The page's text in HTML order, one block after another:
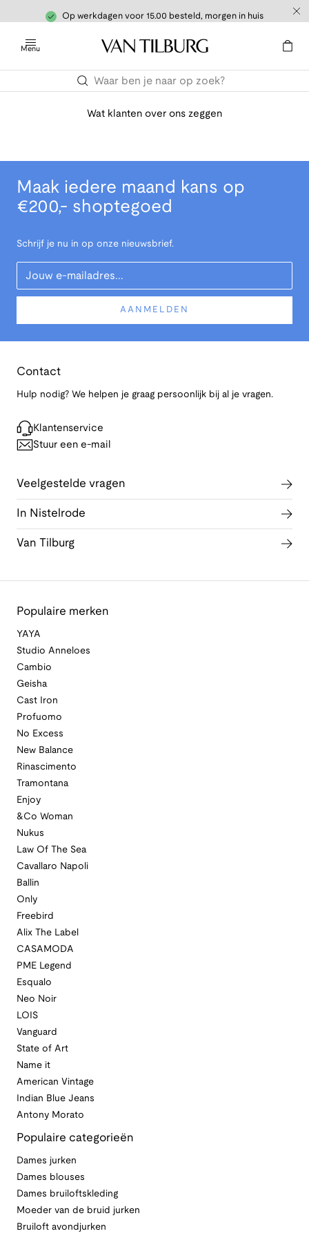
Op werkdagen voor 15.00 besteld, morgen in huis
Menu
Wat klanten over ons zeggen
Maak iedere maand kans op
€200,- shoptegoed
Schrijf je nu in op onze nieuwsbrief.
Your Email
AANMELDEN
Contact
Hulp nodig? We helpen je graag persoonlijk bij al je vragen.
Klantenservice
Stuur een e-mail
Veelgestelde vragen
In Nistelrode
Van Tilburg
Populaire merken
YAYA
Studio Anneloes
Cambio
Geisha
Cast Iron
Profuomo
No Excess
New Balance
Rinascimento
Tramontana
Enjoy
&Co Woman
Nukus
Law Of The Sea
Cavallaro Napoli
Ballin
Only
Freebird
Alix The Label
CASAMODA
PME Legend
Esqualo
Neo Noir
LOIS
Vanguard
State of Art
Name it
American Vintage
Indian Blue Jeans
Antony Morato
Populaire categorieën
Dames jurken
Dames blouses
Dames bruiloftskleding
Moeder van de bruid jurken
Bruiloft avondjurken